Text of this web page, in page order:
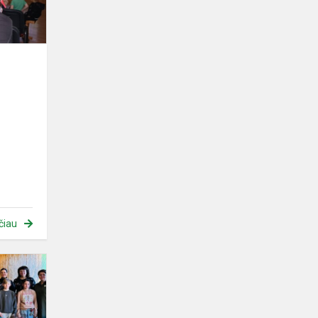
Saugaus
eismo
dienos